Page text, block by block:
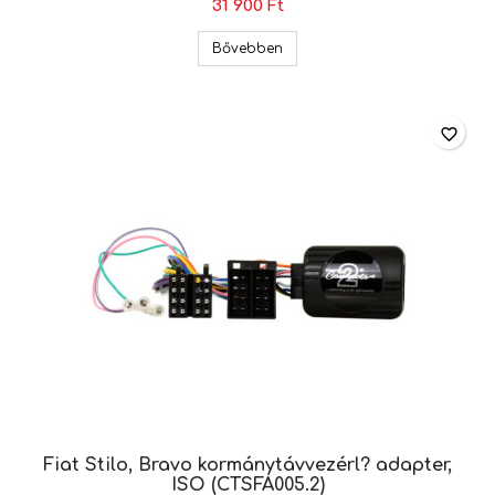
31 900 Ft
Bővebben
Fiat Stilo, Bravo kormánytávvezérl? adapter,
ISO (CTSFA005.2)
favorite_border